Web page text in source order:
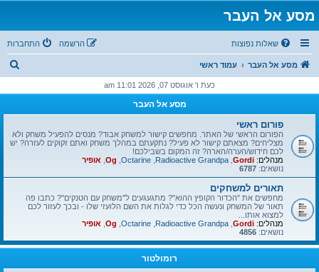
מסע אל העבר
שאלות נפוצות התחברות הרשמה
מסע אל העבר עמוד ראשי
ו
כעת ו' אוגוסט 07, 2026 11:01 am
מסע אל העבר
פורום ראשי
הפורום הראשי של האתר. מחפשים קישור למשחק אבוד? מנסים להפעיל משחק ולא
מצליחים? מצאתם קישור לא פעיל? נתקעתם במהלך משחק ואתם זקוקים לעזרה? יש
לכם חידוש/הערה/הארה? זה המקום בשבילכם!
מנהלים: Gordi
Radioactive Grandpa
Octarine
Og אופיר
נושאים: 6787
תאורים למשחקים
מחפשים את "הכדור הקופץ ההוא"? מתגעגעים ל"משחק עם הטנקים"? כתבו פה
תאור של המשחק ונעשה הכל כדי לגלות את השם הלועזי שלו - ובכך לעזור לכם
למצוא אותו...
מנהלים: Gordi
Radioactive Grandpa
Octarine
Og אופיר
נושאים: 4856
רומולטור